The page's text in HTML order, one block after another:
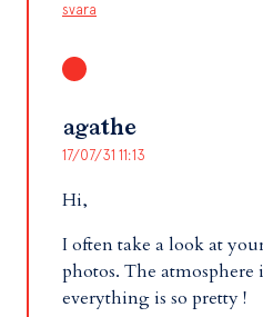
svara
agathe
17/07/31 11:13
Hi,
I often take a look at
photos. The atmosphere
everything is so pretty !